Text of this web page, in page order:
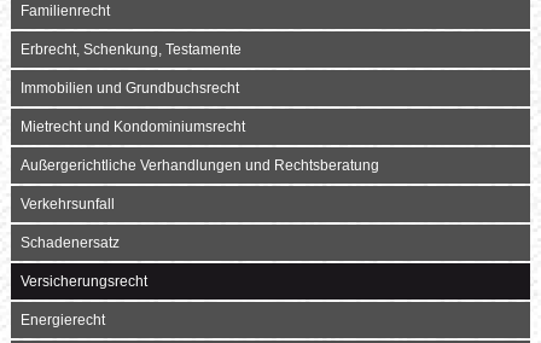
Familienrecht
Erbrecht, Schenkung, Testamente
Immobilien und Grundbuchsrecht
Mietrecht und Kondominiumsrecht
Außergerichtliche Verhandlungen und Rechtsberatung
Verkehrsunfall
Schadenersatz
Versicherungsrecht
Energierecht